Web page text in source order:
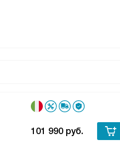
101 990 руб.